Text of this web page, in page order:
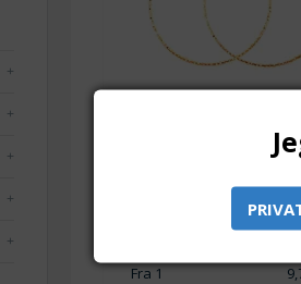
Varenr.: tb0617-8
Creol - hoop. PVD
mm. 1 par
1 par. 30 x 35 mm.
Fra 1